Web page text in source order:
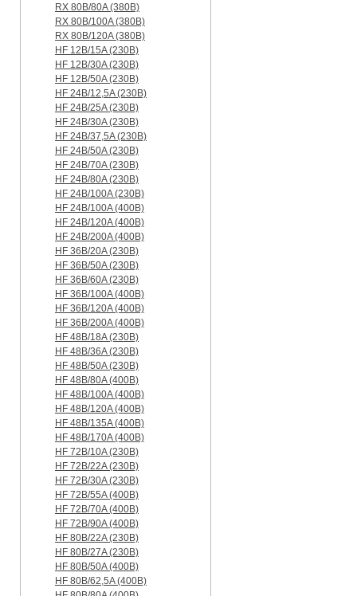
RX 80B/80A (380B)
RX 80B/100A (380B)
RX 80B/120A (380B)
HF 12B/15A (230B)
HF 12B/30A (230B)
HF 12B/50A (230B)
HF 24B/12,5A (230B)
HF 24B/25A (230B)
HF 24B/30A (230B)
HF 24B/37,5A (230B)
HF 24B/50A (230B)
HF 24B/70A (230B)
HF 24B/80A (230B)
HF 24B/100A (230B)
HF 24B/100A (400B)
HF 24B/120A (400B)
HF 24B/200A (400B)
HF 36B/20A (230B)
HF 36B/50A (230B)
HF 36B/60A (230B)
HF 36B/100A (400B)
HF 36B/120A (400B)
HF 36B/200A (400B)
HF 48B/18A (230B)
HF 48B/36A (230B)
HF 48B/50A (230B)
HF 48B/80A (400B)
HF 48B/100A (400B)
HF 48B/120A (400B)
HF 48B/135A (400B)
HF 48B/170A (400B)
HF 72B/10A (230B)
HF 72B/22A (230B)
HF 72B/30A (230B)
HF 72B/55A (400B)
HF 72B/70A (400B)
HF 72B/90A (400B)
HF 80B/22A (230B)
HF 80B/27A (230B)
HF 80B/50A (400B)
HF 80B/62,5A (400B)